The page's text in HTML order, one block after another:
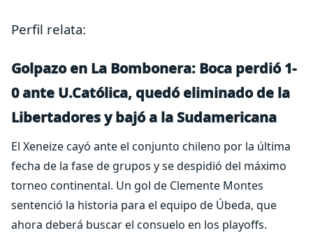
Perfil relata:
Golpazo en La Bombonera: Boca perdió 1-
0 ante U.Católica, quedó eliminado de la
Libertadores y bajó a la Sudamericana
El Xeneize cayó ante el conjunto chileno por la última
fecha de la fase de grupos y se despidió del máximo
torneo continental. Un gol de Clemente Montes
sentenció la historia para el equipo de Úbeda, que
ahora deberá buscar el consuelo en los playoffs.